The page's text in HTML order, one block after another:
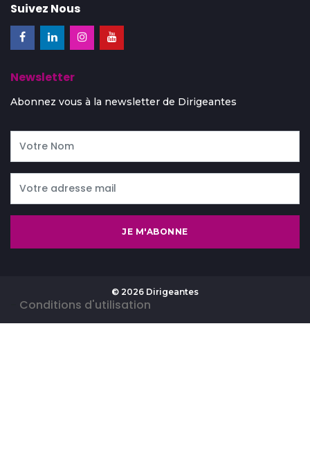
Suivez Nous
Newsletter
Abonnez vous à la newsletter de Dirigeantes
JE M'ABONNE
© 2026 Dirigeantes
Conditions d'utilisation